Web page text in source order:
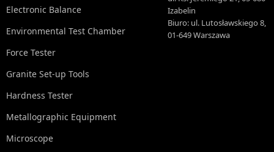
Electronic Balance
Environmental Test Chamber
Force Tester
Granite Set-up Tools
Hardness Tester
Metallographic Equipment
Microscope
Izabelin
Biuro: ul. Lutosławskiego 8,
01-649 Warszawa